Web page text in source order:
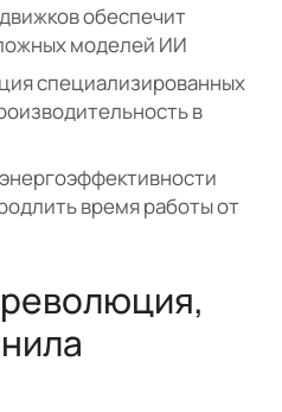
обеспечит
моделей ИИ
специализированных
в
время работы от